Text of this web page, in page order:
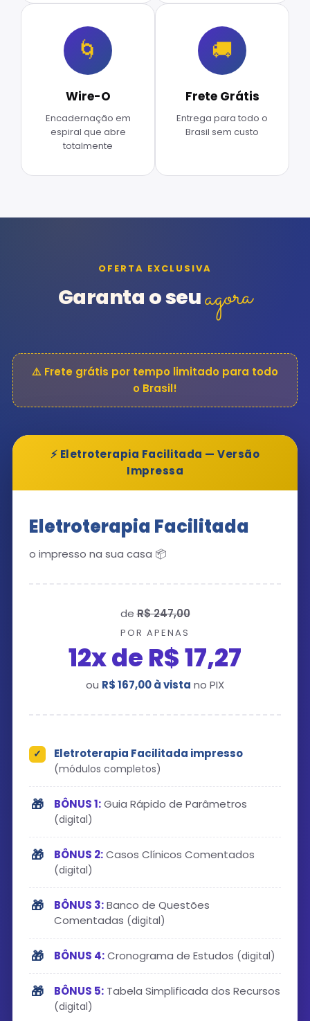
🌀
Wire-O
Encadernação em
espiral que abre
totalmente
🚚
Frete Grátis
Entrega para todo o
Brasil sem custo
OFERTA EXCLUSIVA
Garanta o seuagora
⚠️ Frete grátis por tempo limitado para todo
o Brasil!
⚡ Eletroterapia Facilitada — Versão
Impressa
Eletroterapia Facilitada
o impresso na sua casa 📦
deR$ 247,00
POR APENAS
12x de R$ 17,27
ou R$ 167,00 à vista no PIX
Eletroterapia Facilitada impresso
(módulos completos)
BÔNUS 1:Guia Rápido de Parâmetros
(digital)
BÔNUS 2:Casos Clínicos Comentados
(digital)
BÔNUS 3:Banco de Questões
Comentadas (digital)
BÔNUS 4:Cronograma de Estudos (digital)
BÔNUS 5: Tabela Simplificada dos Recursos
(digital)